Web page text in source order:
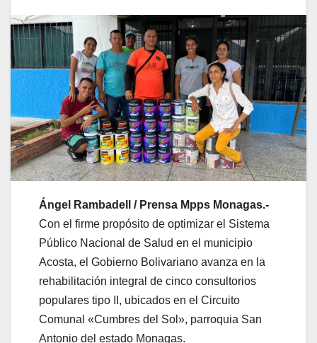
Ángel Rambadell / Prensa Mpps Monagas.-
Con el firme propósito de optimizar el Sistema
Público Nacional de Salud en el municipio
Acosta, el Gobierno Bolivariano avanza en la
rehabilitación integral de cinco consultorios
populares tipo II, ubicados en el Circuito
Comunal «Cumbres del Sol», parroquia San
Antonio del estado Monagas.